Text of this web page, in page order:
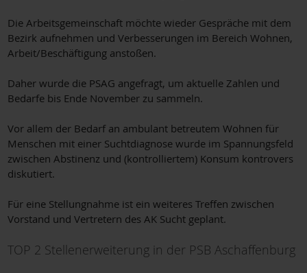
Die Arbeitsgemeinschaft möchte wieder Gespräche mit dem
Bezirk aufnehmen und Verbesserungen im Bereich Wohnen,
Arbeit/Beschäftigung anstoßen.
Daher wurde die PSAG angefragt, um aktuelle Zahlen und
Bedarfe bis Ende November zu sammeln.
Vor allem der Bedarf an ambulant betreutem Wohnen für
Menschen mit einer Suchtdiagnose wurde im Spannungsfeld
zwischen Abstinenz und (kontrolliertem) Konsum kontrovers
diskutiert.
Für eine Stellungnahme ist ein weiteres Treffen zwischen
Vorstand und Vertretern des AK Sucht geplant.
TOP 2 Stellenerweiterung in der PSB Aschaffenburg